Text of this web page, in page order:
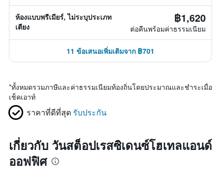
ห้องแบบพรีเมียร์, ไม่ระบุประเภท
เตียง
฿1,620
ต่อคืนพร้อมค่าธรรมเนียม
11 ข้อเสนอเพิ่มเติมจาก ฿701
*ทั้งหมดรวมภาษีและค่าธรรมเนียมท้องถิ่นโดยประมาณและชำระเมื่อ
เช็คเอาท์
ราคาที่ดีที่สุด รับประกัน
เกี่ยวกับ วันสต็อปเรสซิเดนซ์โฮเทลแอนด์
ออฟฟิศ